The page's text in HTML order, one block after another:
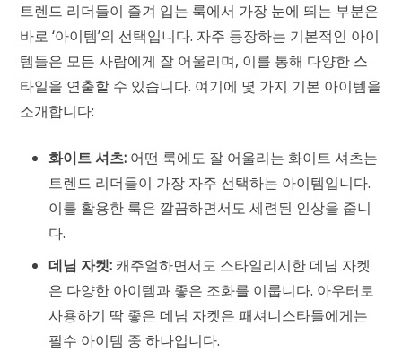
트렌드 리더들이 즐겨 입는 룩에서 가장 눈에 띄는 부분은
바로 ‘아이템’의 선택입니다. 자주 등장하는 기본적인 아이
템들은 모든 사람에게 잘 어울리며, 이를 통해 다양한 스
타일을 연출할 수 있습니다. 여기에 몇 가지 기본 아이템을
소개합니다:
화이트 셔츠: 어떤 룩에도 잘 어울리는 화이트 셔츠는
트렌드 리더들이 가장 자주 선택하는 아이템입니다.
이를 활용한 룩은 깔끔하면서도 세련된 인상을 줍니
다.
데님 자켓: 캐주얼하면서도 스타일리시한 데님 자켓
은 다양한 아이템과 좋은 조화를 이룹니다. 아우터로
사용하기 딱 좋은 데님 자켓은 패셔니스타들에게는
필수 아이템 중 하나입니다.